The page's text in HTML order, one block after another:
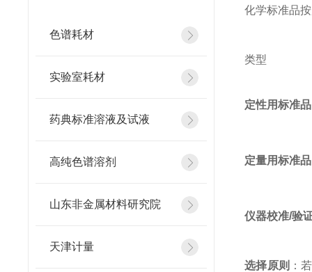
色谱耗材
实验室耗材
药典标准溶液及试液
高纯色谱溶剂
山东非金属材料研究院
天津计量
化学标准品
类型
定性用标准品
定量用标准品
仪器校准/验
选择原则 ：